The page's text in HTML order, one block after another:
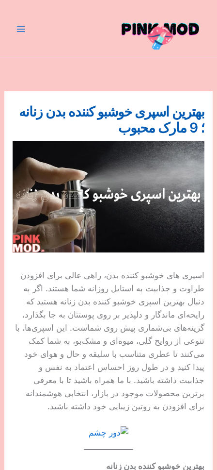
محتوا
بهترین اسپری خوشبو کننده بدن زنانه
؛ 9 مارک محبوب
اسپری های خوشبو کننده بدن، راهی عالی برای افزودن
طراوت و جذابیت به استایل روزانه شما هستند. اگر به
دنبال بهترین اسپری خوشبو کننده بدن زنانه هستید که
رایحه‌ای ماندگار و دلپذیر بر روی پوستتان به جا بگذارد،
گزینه‌های بی‌شماری پیش روی شماست. این اسپری‌ها، با
تنوعی از روایح گلی، میوه‌ای و مشک‌بو، به شما کمک
می‌کنند تا عطری متناسب با سلیقه و حال و هوای خود
پیدا کنید و در طول روز احساس اعتماد به نفس و
جذابیت داشته باشید. با ما همراه باشید تا با معرفی
برترین محصولات موجود در بازار، انتخابی هوشمندانه
برای افزودن به روتین زیبایی خود داشته باشید.
بهترین خوشبو کننده بدن زنانه